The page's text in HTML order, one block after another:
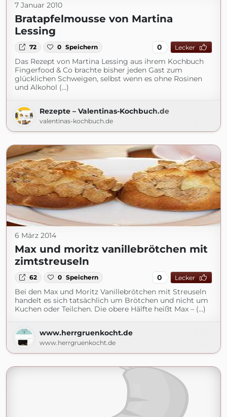
7 Januar 2010
Bratapfelmousse von Martina
Lessing
72 0 Speichern 0 Lecker
Das Rezept von Martina Lessing aus ihrem Kochbuch
Fingerfood & Co brachte bisher jeden Gast zum
glücklichen Schweigen, selbst wenn es ohne Rosinen
und Alkohol (...)
Rezepte – Valentinas-Kochbuch.de
valentinas-kochbuch.de
6 März 2014
Max und moritz vanillebrötchen mit
zimtstreuseln
62 0 Speichern 0 Lecker
Bei den Max und Moritz Vanillebrötchen mit Streuseln
handelt es sich tatsächlich um Brötchen und nicht um
Kuchen oder Teilchen. Die obere Hälfte heißt Max – (...)
www.herrgruenkocht.de
www.herrgruenkocht.de